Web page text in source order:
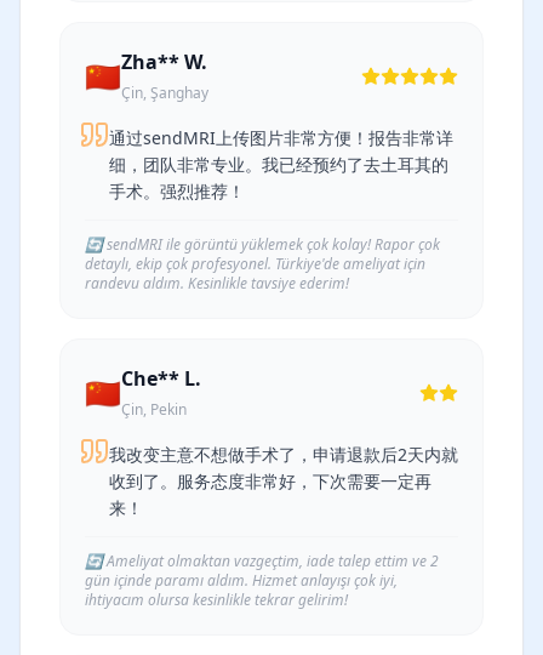
🇨🇳Zha** W.
Çin, Şanghay
通过sendMRI上传图片非常方便！报告非常详
细，团队非常专业。我已经预约了去土耳其的
手术。强烈推荐！
🔄sendMRI ile görüntü yüklemek çok kolay! Rapor çok
detaylı, ekip çok profesyonel. Türkiye'de ameliyat için
randevu aldım. Kesinlikle tavsiye ederim!
🇨🇳Che** L.
Çin, Pekin
我改变主意不想做手术了，申请退款后2天内就
收到了。服务态度非常好，下次需要一定再
来！
🔄Ameliyat olmaktan vazgeçtim, iade talep ettim ve 2
gün içinde paramı aldım. Hizmet anlayışı çok iyi,
ihtiyacım olursa kesinlikle tekrar gelirim!